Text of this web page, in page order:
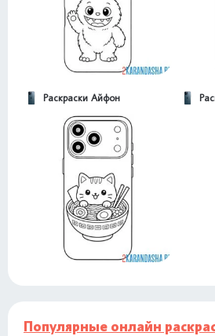
Раскраски Айфон
Популярные онлайн